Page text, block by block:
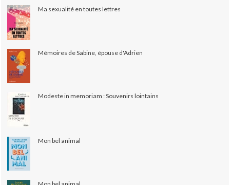
Ma sexualité en toutes lettres
Mémoires de Sabine, épouse d'Adrien
Modeste in memoriam : Souvenirs lointains
Mon bel animal